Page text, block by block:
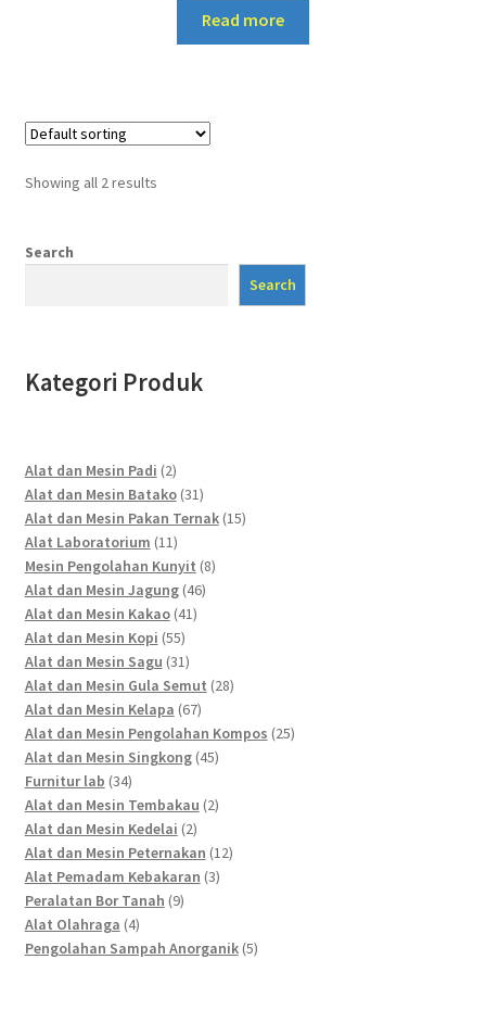
Read more
Showing all 2 results
Search
Search
Kategori Produk
Alat dan Mesin Padi 22
products
Alat dan Mesin Batako 3131
products
Alat dan Mesin Pakan Ternak 1515
Alat Laboratorium 1111
products
Mesin Pengolahan Kunyit 88
Alat dan Mesin Jagung 4646
Alat dan Mesin Kakao 4141
Alat dan Mesin Kopi 5555
products
Alat dan Mesin Sagu 3131
products
Alat dan Mesin Gula Semut 2828
Alat dan Mesin Kelapa 6767
products
Alat dan Mesin Pengolahan Kompos 2525
Alat dan Mesin Singkong 4545
Furnitur lab 3434
products
Alat dan Mesin Tembakau 22
Alat dan Mesin Kedelai 22
products
Alat dan Mesin Peternakan 1212
Alat Pemadam Kebakaran 33
Peralatan Bor Tanah 99
Alat Olahraga 44
products
Pengolahan Sampah Anorganik 55